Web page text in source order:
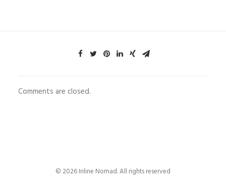
Comments are closed.
© 2026 Inline Nomad. All rights reserved